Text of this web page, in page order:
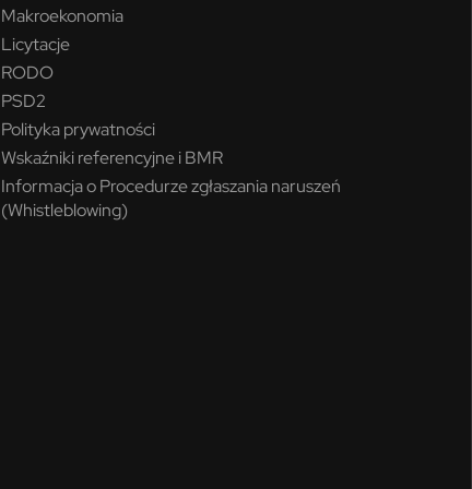
Makroekonomia
Licytacje
RODO
PSD2
Polityka prywatności
Wskaźniki referencyjne i BMR
Informacja o Procedurze zgłaszania naruszeń
(Whistleblowing)